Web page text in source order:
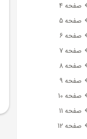
صفحه 4
صفحه 5
صفحه 6
صفحه 7
صفحه 8
صفحه 9
صفحه 10
صفحه 11
صفحه 12